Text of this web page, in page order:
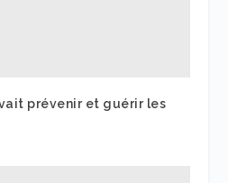
prévenir et guérir les